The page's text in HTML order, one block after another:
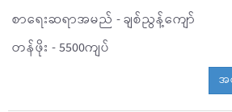
စာရေးဆရာအမည် - ချစ်ညွန့်ကျော်
တန်ဖိုး - 5500ကျပ်
အ